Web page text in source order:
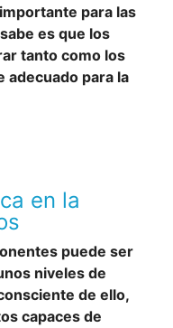
para las
es que los
tanto como los
adecuado para la
en la
puede ser
niveles de
de ello,
capaces de